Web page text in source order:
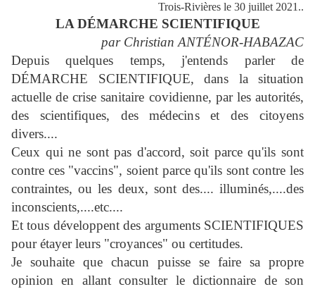
Trois-Rivières le 30 juillet 2021..
LA DÉMARCHE SCIENTIFIQUE
par Christian ANTÉNOR-HABAZAC
Depuis quelques temps, j'entends parler de
DÉMARCHE SCIENTIFIQUE, dans la situation
actuelle de crise sanitaire covidienne, par les autorités,
des scientifiques, des médecins et des citoyens
divers....
Ceux qui ne sont pas d'accord, soit parce qu'ils sont
contre ces "vaccins", soient parce qu'ils sont contre les
contraintes, ou les deux, sont des.... illuminés,....des
inconscients,....etc....
Et tous développent des arguments SCIENTIFIQUES
pour étayer leurs "croyances" ou certitudes.
Je souhaite que chacun puisse se faire sa propre
opinion en allant consulter le dictionnaire de son